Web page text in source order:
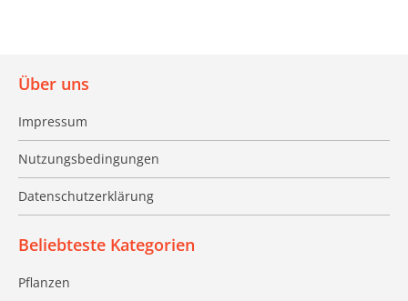
Über uns
Impressum
Nutzungsbedingungen
Datenschutzerklärung
Beliebteste Kategorien
Pflanzen